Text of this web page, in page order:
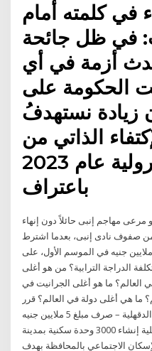
في كلمته أمام
في ظل جائحة
أزمة في أي
الحكومة على
زيادة نستهدفُ
الذاتي من
المنتجات البترولية عام 2023
باعتراف
مرعى مهاجم إنبى حائلاً دون إنهاء
صفوف نادى إنبى، بعدما اشترط
الحصول على ما يقرب من 5 ملايين جنيه في الموسم الأول، على
الدراجة الترابية؟ من هو أغلى
العالم؟ ما هو أغلى الجرانيت في
ما هي أغلى دولة في العالم؟ قرر
اللواء صلاح الدين المعداوي – محافظ الدقهلية – صرف مبلغ 5 ملايين جنيه
قيمة المستخلصات الخاصة بعملية إنشاء 3000 وحدة سكنية بمدينة
الاجتماعي بالمحافظة بهدف